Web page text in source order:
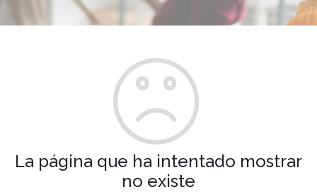
La página que ha intentado mostrar
no existe